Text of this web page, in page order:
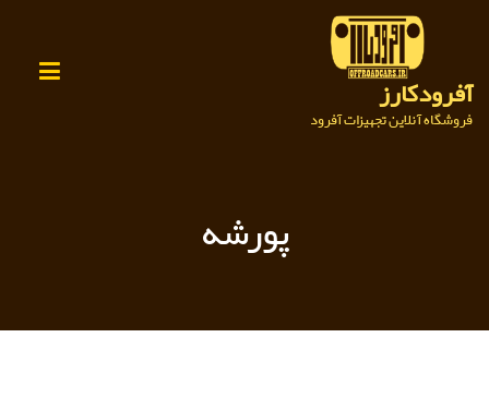
آفرودکارز
فروشگاه آنلاین تجهیزات آفرود
پورشه